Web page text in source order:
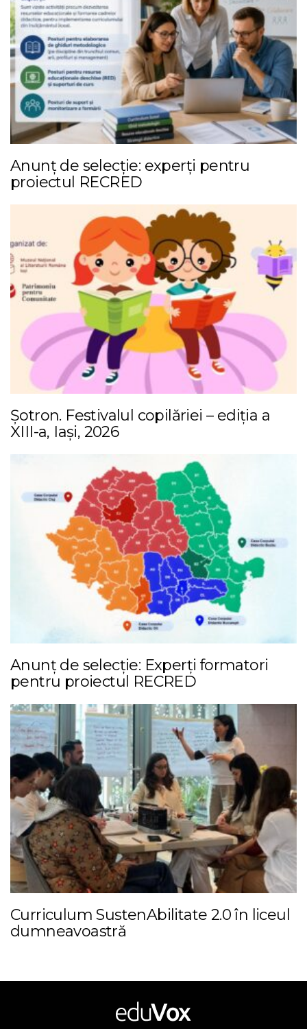
Anunț de selecție: experți pentru
proiectul RECRED
Șotron. Festivalul copilăriei – ediția a
XIII-a, Iași, 2026
Anunț de selecție: Experți formatori
pentru proiectul RECRED
Curriculum SustenAbilitate 2.0 în liceul
dumneavoastră